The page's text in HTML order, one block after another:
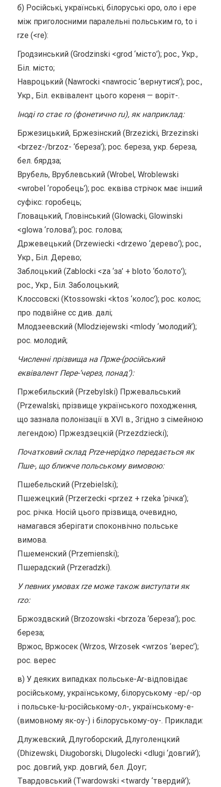
б) Російські, українські, білоруські оро, оло і ере
між приголосними паралельні польським rо, to і
rze (<re):
Гродзинський (Grodzinski <grod ‘місто’); рос., Укр.,
Біл. місто;
Навроцький (Nawrocki <nawrocic ‘вернутися’); рос.,
Укр., Біл. еквівалент цього кореня — воріт-.
Іноді rо стає rо (фонетично ru), як наприклад:
Бржезицький, Бржезінский (Brzezicki, Brzezinski
<brzez-/brzoz- ‘береза’); рос. береза, укр. береза,
бел. бярдза;
Врубель, Врублевський (Wrobel, Wroblewski
<wrobel ‘горобець’); рос. еквіва стрічок має інший
суфікс: горобець;
Гловацький, Гловінський (Glowacki, Glowinski
<glowa ‘голова’); рос. голова;
Држевецький (Drzewiecki <drzewo ‘дерево’); рос.,
Укр., Біл. Дерево;
Заблоцький (Zablocki <za ‘за’ + bloto ‘болото’);
рос., Укр., Біл. Заболоцький;
Клоссовскі (Ktossowski <ktos ‘колос’); рос. колос;
про подвійне cc див. далі;
Млодзеевский (Mlodziejewski <mlody ‘молодий’);
рос. молодий;
Численні прізвища на Прже-(російський
еквівалент Пере-‘через, понад’):
Пржебильский (Przebylski) Пржевальський
(Przewalski, прізвище українського походження,
що зазнала полонізації в XVI в., Згідно з сімейною
легендою) Пржездзецкій (Przezdziecki);
Початковий склад Prze-нерідко передається як
Пше-, що ближче польському вимовою:
Пшебельский (Przebielski);
Пшежецкий (Przerzecki <przez + rzeka ‘річка’);
рос. річка. Носій цього прізвища, очевидно,
намагався зберігати споконвічно польське
вимова.
Пшеменский (Przemienski);
Пшерадский (Przeradzki).
У певних умовах rze може також виступати як
rzo:
Бржоздвский (Brzozowski <brzoza ‘береза’); рос.
береза;
Вржос, Вржосек (Wrzos, Wrzosek <wrzos ‘верес’);
рос. верес
в) У деяких випадках польське-Аr-відповідає
російському, українському, білоруському -ер/-ор
і польське-lu-російському-ол-, українському-е-
(вимовному як-оу-) і білоруському-оу-. Приклади:
Длужевский, Длугоборский, Длуголенцкий
(Dhizewski, Diugoborski, Dlugolecki <dlugi ‘довгий’);
рос. довгий, укр. довгий, бел. Доуг;
Твардовський (Twardowski <twardy ‘твердий’);